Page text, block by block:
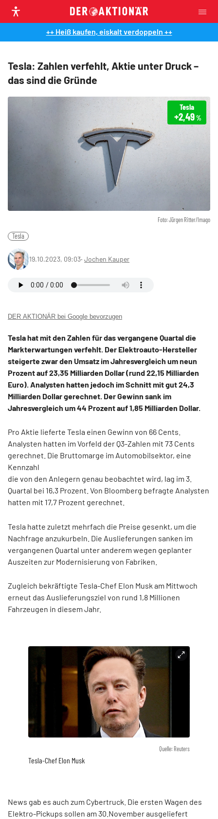
++ Heiß kaufen, eiskalt verdoppeln ++
Tesla: Zahlen verfehlt, Aktie unter Druck –
das sind die Gründe
Foto: Jürgen Ritter/Imago
Tesla
+2,49%
Tesla
19.10.2023, 09:03‧ Jochen Kauper
DER AKTIONÄR bei Google bevorzugen
Tesla hat mit den Zahlen für das vergangene Quartal die
Markterwartungen verfehlt. Der Elektroauto-Hersteller
steigerte zwar den Umsatz im Jahresvergleich um neun
Prozent auf 23,35 Milliarden Dollar (rund 22,15 Milliarden
Euro). Analysten hatten jedoch im Schnitt mit gut 24,3
Milliarden Dollar gerechnet. Der Gewinn sank im
Jahresvergleich um 44 Prozent auf 1,85 Milliarden Dollar.
Pro Aktie lieferte Tesla einen Gewinn von 66 Cents.
Analysten hatten im Vorfeld der Q3-Zahlen mit 73 Cents
gerechnet. Die Bruttomarge im Automobilsektor, eine
Kennzahl
die von den Anlegern genau beobachtet wird, lag im 3.
Quartal bei 16,3 Prozent. Von Bloomberg befragte Analysten
hatten mit 17,7 Prozent gerechnet.
Tesla hatte zuletzt mehrfach die Preise gesenkt, um die
Nachfrage anzukurbeln. Die Auslieferungen sanken im
vergangenen Quartal unter anderem wegen geplanter
Auszeiten zur Modernisierung von Fabriken.
Zugleich bekräftigte Tesla-Chef Elon Musk am Mittwoch
erneut das Auslieferungsziel von rund 1,8 Millionen
Fahrzeugen in diesem Jahr.
Quelle: Reuters
Tesla-Chef Elon Musk
News gab es auch zum Cybertruck. Die ersten Wagen des
Elektro-Pickups sollen am 30.November ausgeliefert